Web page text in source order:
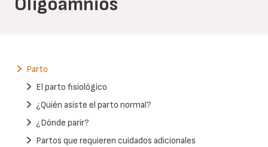
Parto
El parto fisiológico
¿Quién asiste el parto normal?
¿Dónde parir?
Partos que requieren cuidados adicionales